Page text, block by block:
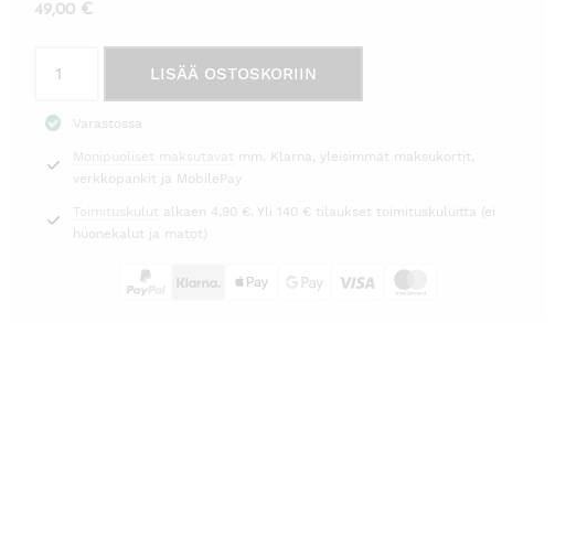
49,00 €
Enja
vaaleanharmaa
määrä
LISÄÄ OSTOSKORIIN
Varastossa
Monipuoliset maksutavat mm. Klarna, yleisimmät maksukortit,
verkkopankit ja MobilePay
Toimituskulut alkaen 4,90 €. Yli 140 € tilaukset toimituskuluitta (ei
huonekalut ja matot)